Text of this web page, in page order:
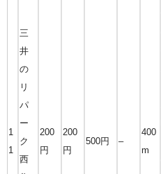
1
1
三
井
の
リ
パ
ー
ク
西
200
円
200
円
500円 –
400
m